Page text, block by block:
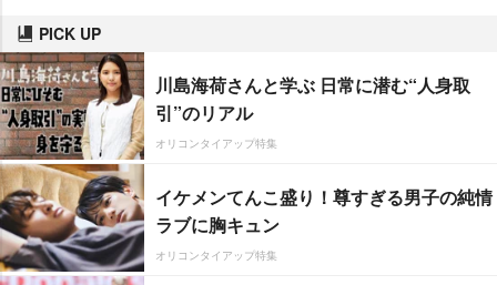
PICK UP
川島海荷さんと学ぶ 日常に潜む“人身取
引”のリアル
オリコンタイアップ特集
イケメンてんこ盛り！尊すぎる男子の純情
ラブに胸キュン
オリコンタイアップ特集